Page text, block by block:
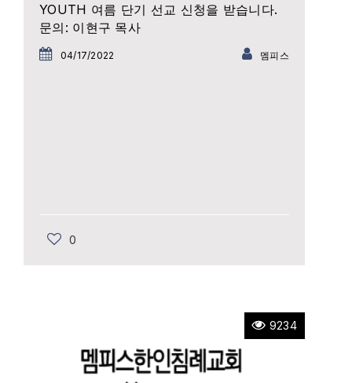
YOUTH 여름 단기 선교 신청을 받습니다.
문의: 이현구 목사
04/17/2022 멤피스
0
9234